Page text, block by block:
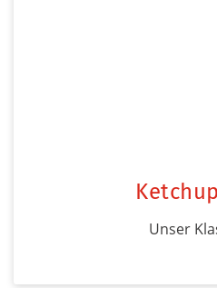
Unser